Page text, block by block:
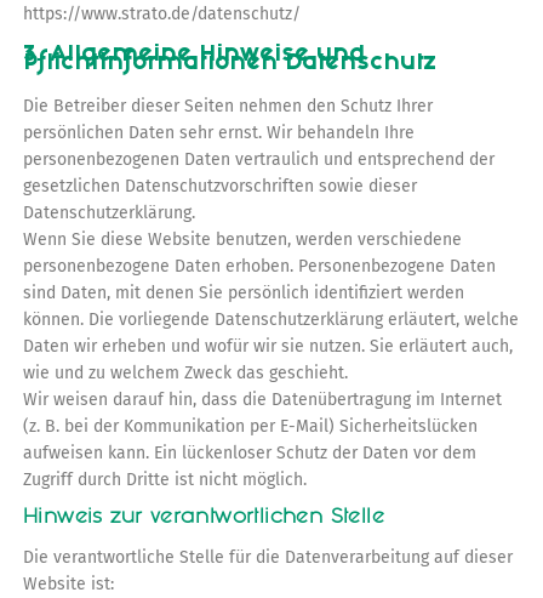
https://www.strato.de/datenschutz/
3. Allgemeine Hinweise und
Pflichtinformationen Datenschutz
Die Betreiber dieser Seiten nehmen den Schutz Ihrer
persönlichen Daten sehr ernst. Wir behandeln Ihre
personenbezogenen Daten vertraulich und entsprechend der
gesetzlichen Datenschutzvorschriften sowie dieser
Datenschutzerklärung.
Wenn Sie diese Website benutzen, werden verschiedene
personenbezogene Daten erhoben. Personenbezogene Daten
sind Daten, mit denen Sie persönlich identifiziert werden
können. Die vorliegende Datenschutzerklärung erläutert, welche
Daten wir erheben und wofür wir sie nutzen. Sie erläutert auch,
wie und zu welchem Zweck das geschieht.
Wir weisen darauf hin, dass die Datenübertragung im Internet
(z. B. bei der Kommunikation per E-Mail) Sicherheitslücken
aufweisen kann. Ein lückenloser Schutz der Daten vor dem
Zugriff durch Dritte ist nicht möglich.
Hinweis zur verantwortlichen Stelle
Die verantwortliche Stelle für die Datenverarbeitung auf dieser
Website ist: